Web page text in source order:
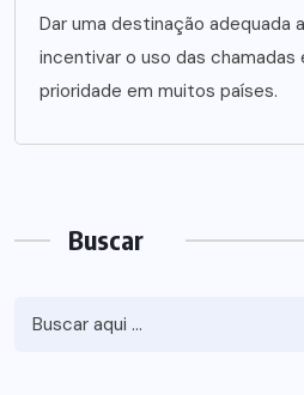
Dar uma destinação adequada
incentivar o uso das
prioridade em muitos países.
Buscar